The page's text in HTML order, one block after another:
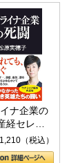
ナ企業の
経セレク
（税込）